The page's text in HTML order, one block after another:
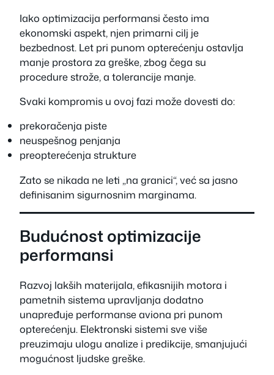
Iako optimizacija performansi često ima
ekonomski aspekt, njen primarni cilj je
bezbednost. Let pri punom opterećenju ostavlja
manje prostora za greške, zbog čega su
procedure strože, a tolerancije manje.
Svaki kompromis u ovoj fazi može dovesti do:
prekoračenja piste
neuspešnog penjanja
preopterećenja strukture
Zato se nikada ne leti „na granici“, već sa jasno
definisanim sigurnosnim marginama.
Budućnost optimizacije
performansi
Razvoj lakših materijala, efikasnijih motora i
pametnih sistema upravljanja dodatno
unapređuje performanse aviona pri punom
opterećenju. Elektronski sistemi sve više
preuzimaju ulogu analize i predikcije, smanjujući
mogućnost ljudske greške.